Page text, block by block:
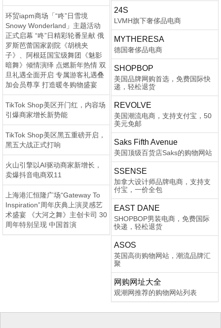
环贸iapm商场「“咚”日雪境
Snowy Wonderland」主题活动
正式启幕 “咚”日精彩轮番呈献 俄
罗斯芭蕾国家剧院《胡桃夹
子》、阿根廷国宝级舞团《魅影
暗舞》倾情演绎 点燃新年热情 双
旦礼遇全面开启 专属游客礼遇叠
加会员尊享 打造暖冬购物盛宴
TikTok Shop美区开门红，内容场
引爆商家增长新势能
TikTok Shop美区黑五重磅开启，
黑五大战正式打响
火山引擎以AI驱动商家新增长，
卖爆抖音电商双11
上海港汇恒隆广场“Gateway To
Inspiration”周年庆典上演灵感艺
术盛宴 《大河之舞》主创卡司 30
周年特别呈现 中国首演
24S
LVMH旗下奢侈品电商
MYTHERESA
德国奢侈品电商
SHOPBOP
美国品牌网购首选，免费国际快
递，轻松退货
REVOLVE
美国潮流电商，支持支付宝，50
美元免邮
Saks Fifth Avenue
美国顶级百货店Saks的购物网站
SSENSE
加拿大设计师品牌电商，支持支
付宝，一价全包
EAST DANE
SHOPBOP男装电商，免费国际
快递，轻松退货
ASOS
英国高街购物网站，潮流品牌汇
聚
网购网址大全
观潮网推荐的购物网站列表